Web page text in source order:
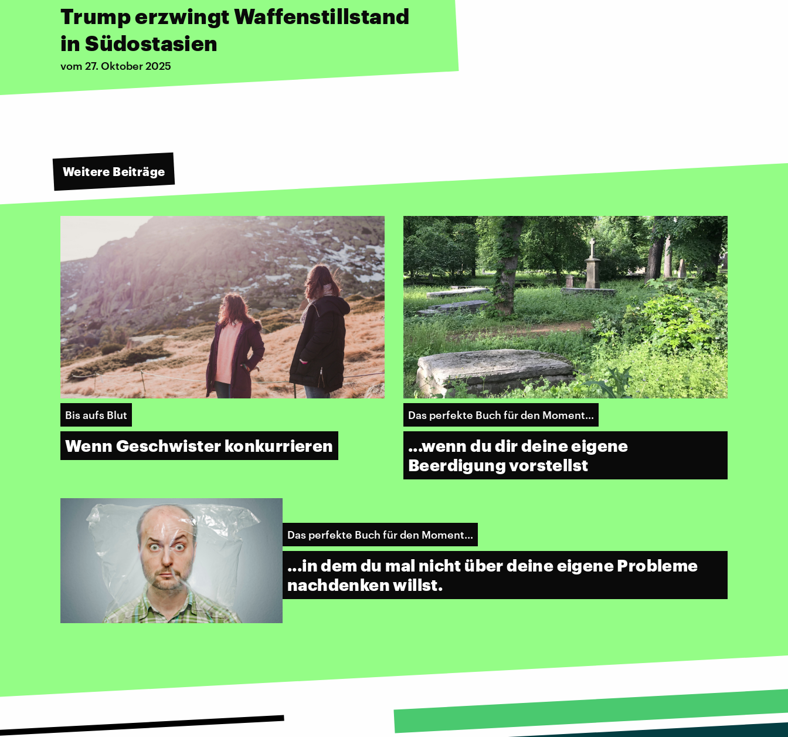
Trump erzwingt Waffenstillstand
in Südostasien
vom 27. Oktober 2025
Weitere Beiträge
Bis aufs Blut
Wenn Geschwister konkurrieren
Das perfekte Buch für den Moment...
...wenn du dir deine eigene
Beerdigung vorstellst
Das perfekte Buch für den Moment...
...in dem du mal nicht über deine eigene Probleme
nachdenken willst.